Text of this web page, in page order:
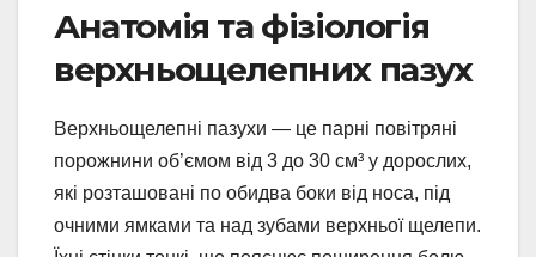
Анатомія та фізіологія
верхньощелепних пазух
Верхньощелепні пазухи — це парні повітряні
порожнини об’ємом від 3 до 30 см³ у дорослих,
які розташовані по обидва боки від носа, під
очними ямками та над зубами верхньої щелепи.